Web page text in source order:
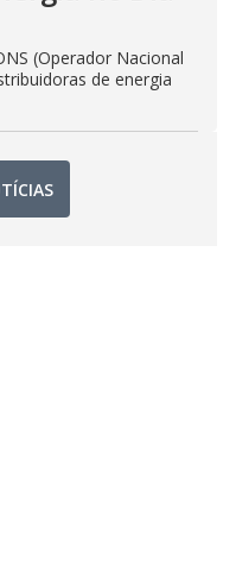
(Operador Nacional
de energia